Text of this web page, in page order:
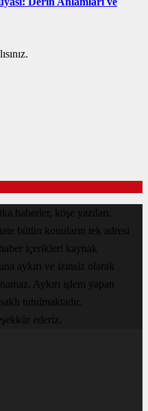
haberler, köşe yazıları,
bütün konuların tek adresi
içerikleri kaynak
aykırı ve izinsiz olarak
Aykırı işlem yapan
tutulmaktadır.
ederiz.